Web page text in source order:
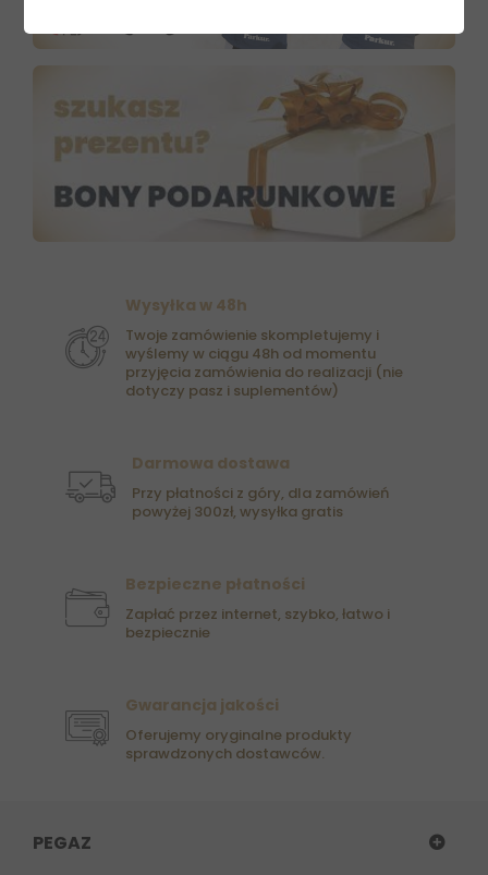
Wysyłka w 48h
Twoje zamówienie skompletujemy i
wyślemy w ciągu 48h od momentu
przyjęcia zamówienia do realizacji (nie
dotyczy pasz i suplementów)
Darmowa dostawa
Przy płatności z góry, dla zamówień
powyżej 300zł, wysyłka gratis
Bezpieczne płatności
Zapłać przez internet, szybko, łatwo i
bezpiecznie
Gwarancja jakości
Oferujemy oryginalne produkty
sprawdzonych dostawców.
PEGAZ